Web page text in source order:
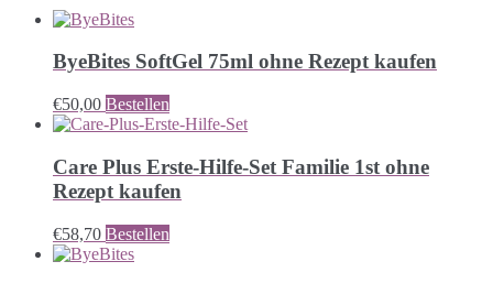
ByeBites SoftGel 75ml ohne Rezept kaufen
€50,00 Bestellen
Care Plus Erste-Hilfe-Set Familie 1st ohne
Rezept kaufen
€58,70 Bestellen